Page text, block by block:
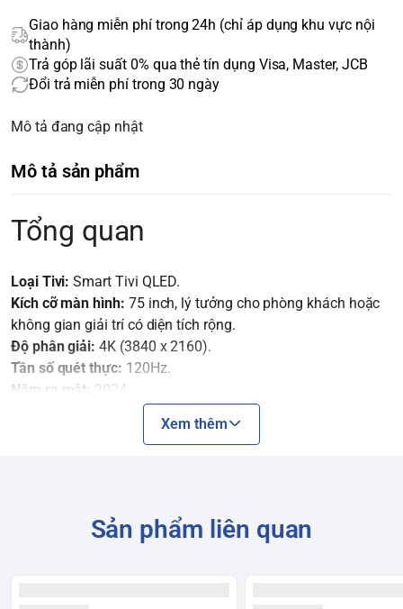
Giao hàng miễn phí trong 24h (chỉ áp dụng khu vực nội
thành)
Trả góp lãi suất 0% qua thẻ tín dụng Visa, Master, JCB
Đổi trả miễn phí trong 30 ngày
Mô tả đang cập nhật
Mô tả sản phẩm
Tổng quan
Loại Tivi: Smart Tivi QLED.
Kích cỡ màn hình: 75 inch, lý tưởng cho phòng khách hoặc
không gian giải trí có diện tích rộng.
Độ phân giải: 4K (3840 x 2160).
Tần số quét thực: 120Hz.
Năm ra mắt: 2024.
Tizen™ OS.
Bộ xử lý AI Neural Quantum 4K:
trí tuệ nhân tạo (AI) để phân tích và tối ưu hóa từng khung
Xem thêm
Sản phẩm liên quan